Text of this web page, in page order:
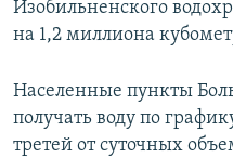
Изобильненского
на 1,2 миллиона
Населенные пункты
получать воду по
третей от суточных